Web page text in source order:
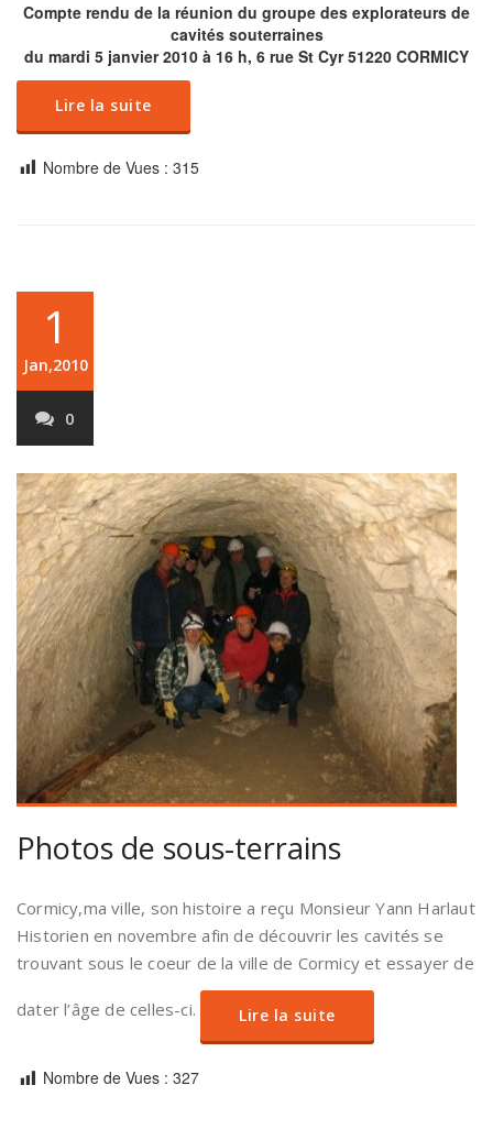
Compte rendu de la réunion du groupe des explorateurs de
cavités souterraines
du mardi 5 janvier 2010 à 16 h, 6 rue St Cyr 51220 CORMICY
Lire la suite
Nombre de Vues : 315
1
Jan,2010
0
Photos de sous-terrains
Cormicy,ma ville, son histoire a reçu Monsieur Yann Harlaut
Historien en novembre afin de découvrir les cavités se
trouvant sous le coeur de la ville de Cormicy et essayer de
dater l’âge de celles-ci. Lire la suite
Nombre de Vues : 327